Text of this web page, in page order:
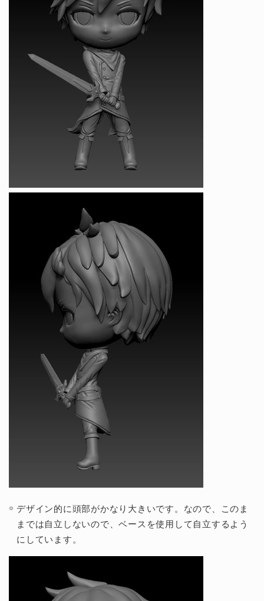
デザイン的に頭部がかなり大きいです。なので、このま
までは自立しないので、ベースを使用して自立するよう
にしています。